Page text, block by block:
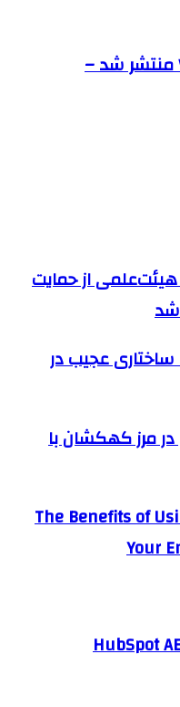
وردپرس فارسی نگارش ۷.۰ منتشر شد –
از حمایت
شد
عجیب در
مرز کهکشان با
The Benefits of
Your
HubSpot